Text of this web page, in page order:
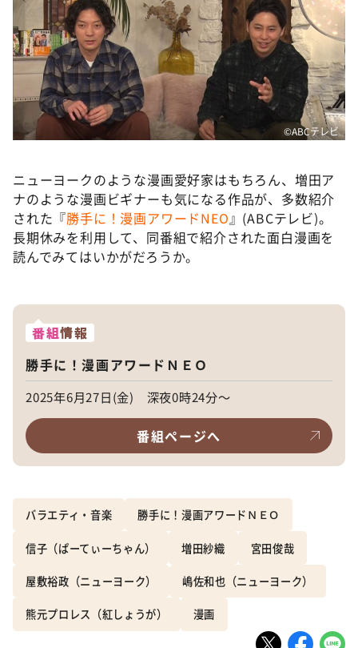
©️ABCテレビ
ニューヨークのような漫画愛好家はもちろん、増田ア
ナのような漫画ビギナーも気になる作品が、多数紹介
された『勝手に！漫画アワードNEO』(ABCテレビ)。
長期休みを利用して、同番組で紹介された面白漫画を
読んでみてはいかがだろうか。
番組情報
勝手に！漫画アワードＮＥＯ
2025年6月27日(金) 深夜0時24分～
番組ページへ
バラエティ・音楽 勝手に！漫画アワードＮＥＯ
信子（ぱーてぃーちゃん） 増田紗織 宮田俊哉
屋敷裕政（ニューヨーク） 嶋佐和也（ニューヨーク）
熊元プロレス（紅しょうが） 漫画